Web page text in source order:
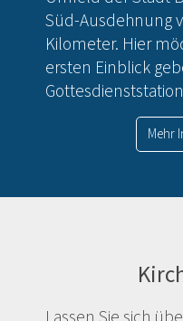
Süd-Ausdehnung
Kilometer. Hier
ersten Einblick
Mehr